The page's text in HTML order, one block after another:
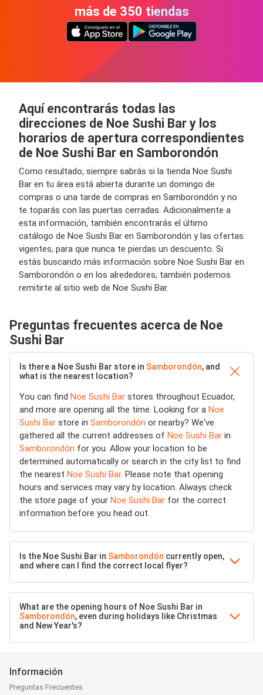
más de 350 tiendas
Aquí encontrarás todas las
direcciones de Noe Sushi Bar y los
horarios de apertura correspondientes
de Noe Sushi Bar en Samborondón
Como resultado, siempre sabrás si la tienda Noe Sushi
Bar en tu área está abierta durante un domingo de
compras o una tarde de compras en Samborondón y no
te toparás con las puertas cerradas. Adicionalmente a
esta información, también encontrarás el último
catálogo de Noe Sushi Bar en Samborondón y las ofertas
vigentes, para que nunca te pierdas un descuento. Si
estás buscando más información sobre Noe Sushi Bar en
Samborondón o en los alrededores, también podemos
remitirte al sitio web de Noe Sushi Bar.
Preguntas frecuentes acerca de Noe
Sushi Bar
Is there a Noe Sushi Bar store in Samborondón, and
what is the nearest location?
You can find Noe Sushi Bar stores throughout Ecuador,
and more are opening all the time. Looking for a Noe
Sushi Bar store in Samborondón or nearby? We've
gathered all the current addresses of Noe Sushi Bar in
Samborondón for you. Allow your location to be
determined automatically or search in the city list to find
the nearest Noe Sushi Bar. Please note that opening
hours and services may vary by location. Always check
the store page of your Noe Sushi Bar for the correct
information before you head out.
Is the Noe Sushi Bar in Samborondón currently open,
and where can I find the correct local flyer?
What are the opening hours of Noe Sushi Bar in
Samborondón, even during holidays like Christmas
and New Year's?
Información
Preguntas Frecuentes